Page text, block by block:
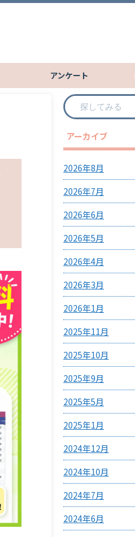
アンケート
アーカイブ
2026年8月
2026年7月
2026年6月
2026年5月
2026年4月
2026年3月
2026年1月
2025年11月
2025年10月
2025年9月
2025年5月
2025年1月
2024年12月
2024年10月
2024年7月
2024年6月